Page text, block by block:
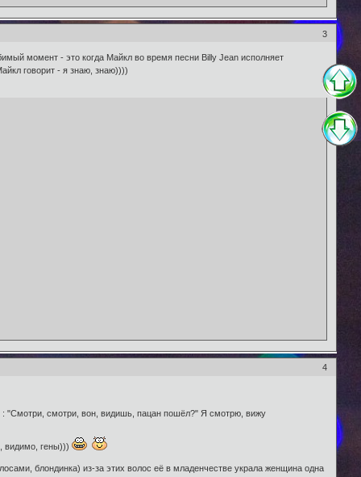
3
момент - это когда Майкл во время песни Billy Jean исполняет
говорит - я знаю, знаю))))
4
: "Смотри, смотри, вон, видишь, пацан пошёл?" Я смотрю, вижу
видимо, гены)))
блондинка) из-за этих волос её в младенчестве украла женщина одна